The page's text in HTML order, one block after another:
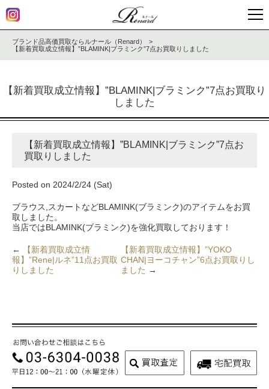
ブランド品高価買取ならルナール（Renard）
【新着買取成立情報】”BLAMINK|ブラミンク”7点お買取りしました
【新着買取成立情報】”BLAMINK|ブラミンク”7点お買取り
しました
【新着買取成立情報】”BLAMINK|ブラミンク”7点お
買取りしました
Posted on 2024/2/24 (Sat)
ブラウス,スカートなどBLAMINK(ブラミンク)のアイテムをお買
取しました。
当店ではBLAMINK(ブラミンク)を強化買取しております！
←
【新着買取成立情
報】”Rene|ルネ”11点お買取
りしました
【新着買取成立情報】”YOKO
CHAN|ヨーコチャン”6点お買取りし
ました →